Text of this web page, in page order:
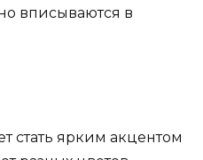
вписываются в
стать ярким акцентом